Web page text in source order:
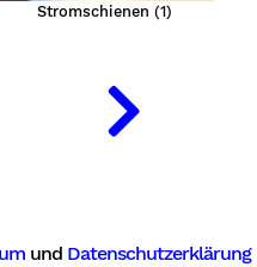
Stromschienen (1)
und Datenschutzerklärung